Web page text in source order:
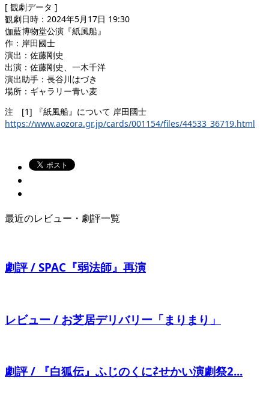
[ 観劇データ ]
観劇日時：2024年5月17日 19:30
伽藍博物堂公演『紙風船』
作：岸田國士
演出：佐藤剛史
出演：佐藤剛史、一木千洋
演出助手：長谷川はづき
場所：ギャラリー青い麦
注 [1] 『紙風船』について 岸田國士
https://www.aozora.gr.jp/cards/001154/files/44533_36719.html
最近のレビュー・劇評一覧
劇評 / SPAC『弱法師』再演
レビュー / お芝居デリバリー「まりまり」
劇評 / 『白狐伝』ふじのくに⇄せかい演劇祭2...